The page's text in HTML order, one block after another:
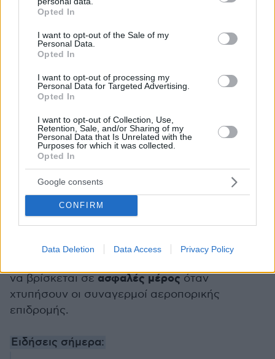
grant or deny consent to Google and its third-party tags to
use your data for below specified purposes in below Google
consent section.
Opted In
I want to opt-out of the Sale of my
Personal Data.
Opted In
I want to opt-out of processing my
Personal Data for Targeted Advertising.
Opted In
I want to opt-out of Collection, Use,
Retention, Sale, and/or Sharing of my
Personal Data that Is Unrelated with the
Purposes for which it was collected.
Opted In
Google consents
CONFIRM
Data Deletion Data Access Privacy Policy
Ουκρανίας, η DTEK, αναφέρει ότι η Ρωσία
έπληξε τους θερμοηλεκτρικούς σταθμούς της,
εξοπλισμό. Έχει ανακοινώσει περιορισμούς
στην ηλεκτροδότηση στο Κίεβο, το
Ντνιπροπετρόφσκ και την Οδησσό.
Η DTEK λέει ότι αυτή είναι η 13η μεγάλη
επίθεση στον ουκρανικό ενεργειακό τομέα
φέτος. Η Ρωσία «προσπαθεί να καταστρέψει το
σύστημα ηλεκτρικής ενέργειας της περιοχής»,
λέει ο περιφερειακός επικεφαλής του
στο Telegram, λέει ότι η περιοχή έχει δεχθεί
να βρίσκεται σε ασφαλές μέρος όταν
χτυπήσουν οι συναγερμοί αεροπορικής
επιδρομής.
Ειδήσεις σήμερα: